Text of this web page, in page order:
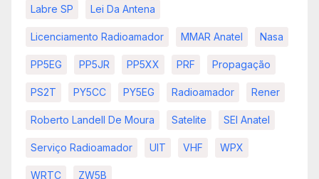
Labre SP Lei Da Antena
Licenciamento Radioamador MMAR Anatel Nasa
PP5EG PP5JR PP5XX PRF Propagação
PS2T PY5CC PY5EG Radioamador Rener
Roberto Landell De Moura Satelite SEI Anatel
Serviço Radioamador UIT VHF WPX
WRTC ZW5B